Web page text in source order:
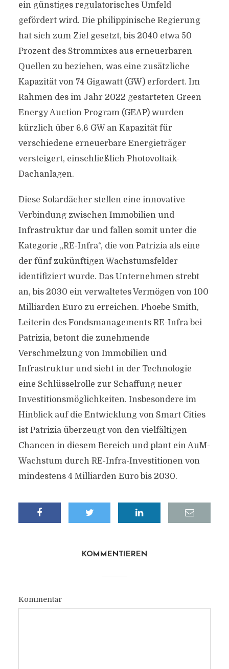
ein günstiges regulatorisches Umfeld
gefördert wird. Die philippinische Regierung
hat sich zum Ziel gesetzt, bis 2040 etwa 50
Prozent des Strommixes aus erneuerbaren
Quellen zu beziehen, was eine zusätzliche
Kapazität von 74 Gigawatt (GW) erfordert. Im
Rahmen des im Jahr 2022 gestarteten Green
Energy Auction Program (GEAP) wurden
kürzlich über 6,6 GW an Kapazität für
verschiedene erneuerbare Energieträger
versteigert, einschließlich Photovoltaik-
Dachanlagen.
Diese Solardächer stellen eine innovative
Verbindung zwischen Immobilien und
Infrastruktur dar und fallen somit unter die
Kategorie „RE-Infra“, die von Patrizia als eine
der fünf zukünftigen Wachstumsfelder
identifiziert wurde. Das Unternehmen strebt
an, bis 2030 ein verwaltetes Vermögen von 100
Milliarden Euro zu erreichen. Phoebe Smith,
Leiterin des Fondsmanagements RE-Infra bei
Patrizia, betont die zunehmende
Verschmelzung von Immobilien und
Infrastruktur und sieht in der Technologie
eine Schlüsselrolle zur Schaffung neuer
Investitionsmöglichkeiten. Insbesondere im
Hinblick auf die Entwicklung von Smart Cities
ist Patrizia überzeugt von den vielfältigen
Chancen in diesem Bereich und plant ein AuM-
Wachstum durch RE-Infra-Investitionen von
mindestens 4 Milliarden Euro bis 2030.
KOMMENTIEREN
Kommentar